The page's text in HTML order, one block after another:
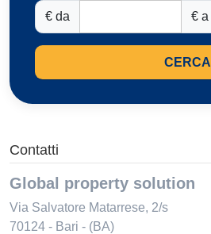
€ da
€ a
CERCA
Contatti
Global property solution
Via Salvatore Matarrese, 2/s
70124 - Bari - (BA)